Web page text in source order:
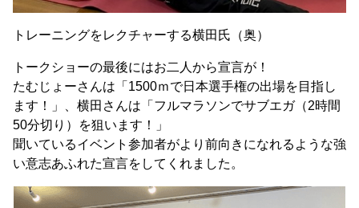
トレーニングをレクチャーする横田氏（奥）
トークショーの最後にはお二人から宣言が！
たむじょーさんは「1500ｍで日本選手権の出場を目指し
ます！」、横田さんは「フルマラソンでサブエガ（2時間
50分切り）を狙います！」
聞いているイベント参加者がより前向きになれるような強
い意志あふれた宣言をしてくれました。